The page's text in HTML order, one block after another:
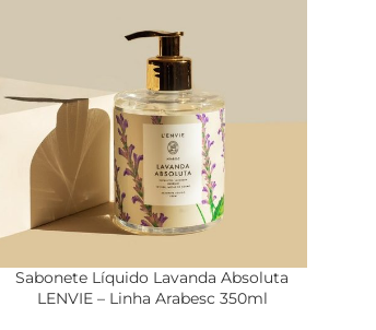
Sabonete Líquido Lavanda Absoluta
LENVIE – Linha Arabesc 350ml